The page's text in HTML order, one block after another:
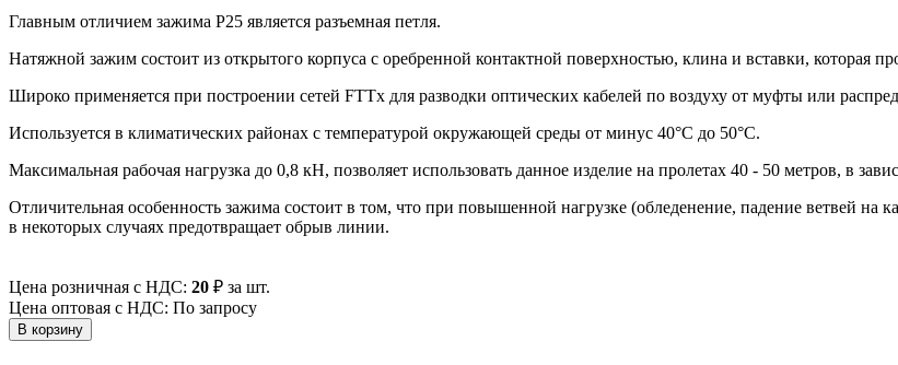
Главным отличием зажима P25 является разъемная петля.
Натяжной зажим состоит из открытого корпуса с оребренной контактной поверхностью, клина и вставки, которая
Широко применяется при построении сетей FTTx для разводки оптических кабелей по воздуху от муфты или
Используется в климатических районах с температурой окружающей среды от минус 40°C до 50°C.
Максимальная рабочая нагрузка до 0,8 кН, позволяет использовать данное изделие на пролетах 40 - 50 метров, в
Отличительная особенность зажима состоит в том, что при повышенной нагрузке (обледенение, падение ветвей на
в некоторых случаях предотвращает обрыв линии.
Цена розничная с НДС: 20 ₽ за шт.
Цена оптовая с НДС: По запросу